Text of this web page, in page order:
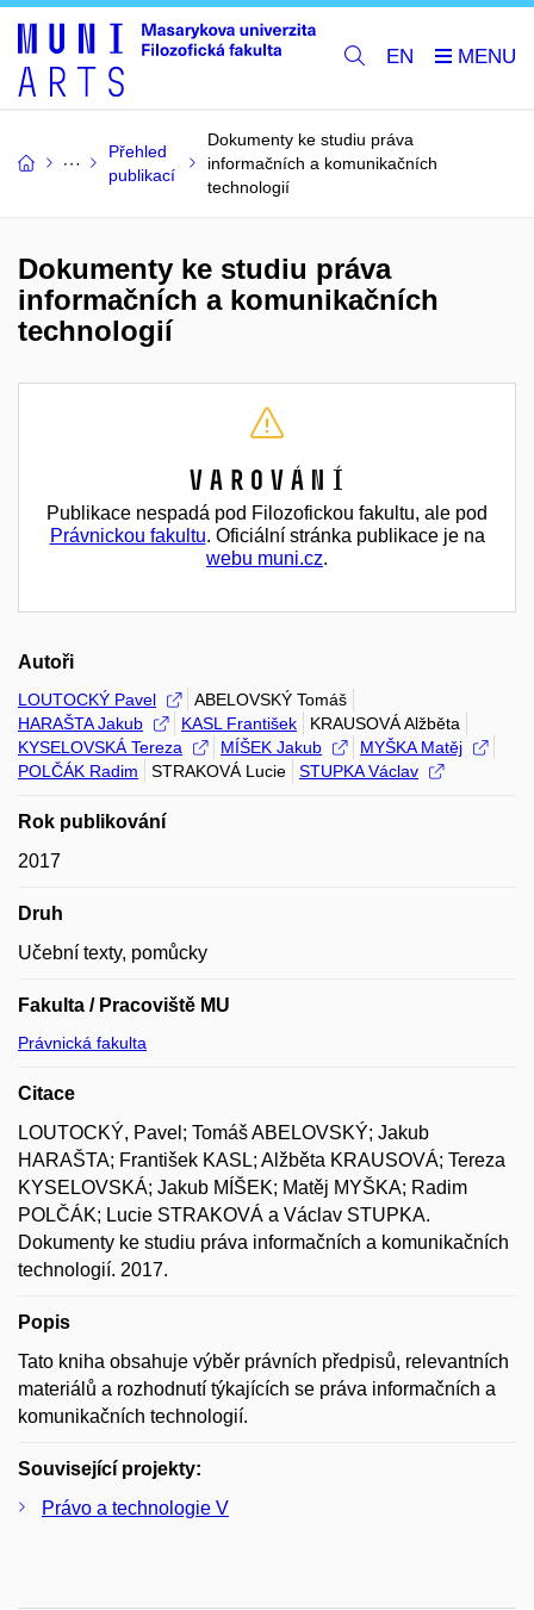
EN
Přehled
publikací
Dokumenty ke studiu práva
informačních a komunikačních
technologií
Dokumenty ke studiu práva
informačních a komunikačních
technologií
Varování
Publikace nespadá pod Filozofickou fakultu, ale pod
Právnickou fakultu. Oficiální stránka publikace je na
webu muni.cz.
Autoři
LOUTOCKÝ Pavel
ABELOVSKÝ Tomáš
HARAŠTA Jakub
KASL František
KRAUSOVÁ Alžběta
KYSELOVSKÁ Tereza
MÍŠEK Jakub
MYŠKA Matěj
POLČÁK Radim
STRAKOVÁ Lucie STUPKA Václav
Rok publikování
2017
Druh
Učební texty, pomůcky
Fakulta / Pracoviště MU
Právnická fakulta
Citace
LOUTOCKÝ, Pavel; Tomáš ABELOVSKÝ; Jakub
HARAŠTA; František KASL; Alžběta KRAUSOVÁ; Tereza
KYSELOVSKÁ; Jakub MÍŠEK; Matěj MYŠKA; Radim
POLČÁK; Lucie STRAKOVÁ a Václav STUPKA.
Dokumenty ke studiu práva informačních a komunikačních
technologií. 2017.
Popis
Tato kniha obsahuje výběr právních předpisů, relevantních
materiálů a rozhodnutí týkajících se práva informačních a
komunikačních technologií.
Související projekty:
Právo a technologie V